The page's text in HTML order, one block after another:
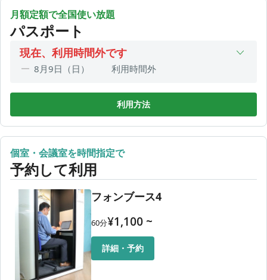
1DAY利用
月額定額で全国使い放題
パスポート
現在、利用時間外です
8月9日（日）
利用時間外
利用時間外
8月12日（水）
09:00〜19:00
8月13日（木）
09:00〜19:00
8月14日（金）
09:00〜20:30
8月15日（土）
利用方法
個室・会議室を時間指定で
予約して利用
フォンブース4
60分¥1,100 ~
詳細・予約